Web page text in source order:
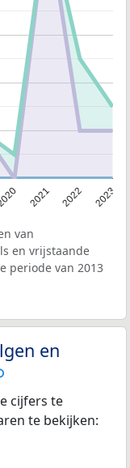
2021 2022 2023
van
en vrijstaande
periode van 2013
en
cijfers te
te bekijken: